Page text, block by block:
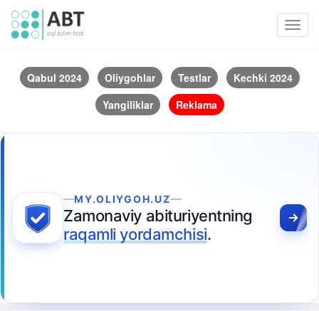
Qabul 2024 Oliygohlar Testlar
Kechki 2024
Yangiliklar
Reklama
MY.OLIYGOH.UZ
Zamonaviy abituriyentning
raqamli yordamchisi.